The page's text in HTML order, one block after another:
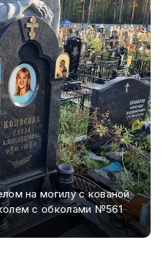
на могилу с кованой
с обколами №561